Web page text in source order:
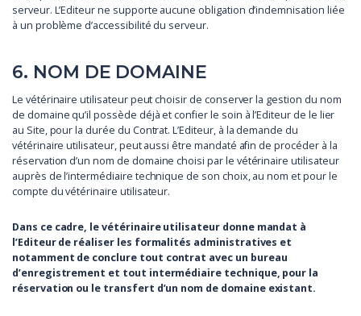
serveur. L’Editeur ne supporte aucune obligation d’indemnisation liée
à un problème d’accessibilité du serveur.
6. NOM DE DOMAINE
Le vétérinaire utilisateur peut choisir de conserver la gestion du nom
de domaine qu’il possède déjà et confier le soin à l’Editeur de le lier
au Site, pour la durée du Contrat. L’Editeur, à la demande du
vétérinaire utilisateur, peut aussi être mandaté afin de procéder à la
réservation d’un nom de domaine choisi par le vétérinaire utilisateur
auprès de l’intermédiaire technique de son choix, au nom et pour le
compte du vétérinaire utilisateur.
Dans ce cadre, le vétérinaire utilisateur donne mandat à
l’Editeur de réaliser les formalités administratives et
notamment de conclure tout contrat avec un bureau
d’enregistrement et tout intermédiaire technique, pour la
réservation ou le transfert d’un nom de domaine existant.